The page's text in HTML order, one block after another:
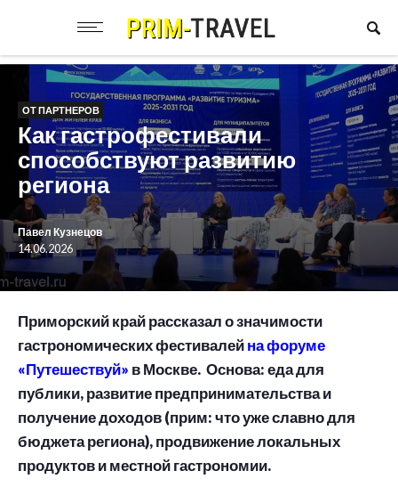
ОТ ПАРТНЕРОВ
Как гастрофестивали
способствуют развитию
региона
Павел Кузнецов
14.06.2026
Приморский край рассказал о значимости
гастрономических фестивалейна форуме
«Путешествуй» в Москве. Основа: еда для
публики, развитие предпринимательства и
получение доходов (прим: что уже славно для
бюджета региона), продвижение локальных
продуктов и местной гастрономии.